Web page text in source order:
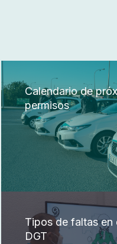
Calendario de
permisos
Tipos de faltas en
DGT